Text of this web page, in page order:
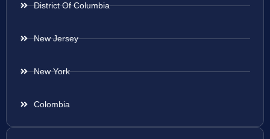
District Of Columbia
New Jersey
New York
Colombia